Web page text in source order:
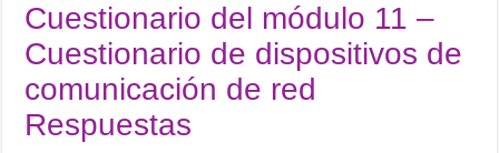
Cuestionario del módulo 11 –
Cuestionario de dispositivos de
comunicación de red
Respuestas